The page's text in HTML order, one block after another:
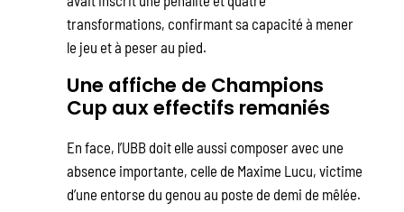
transformations, confirmant sa capacité à mener
le jeu et à peser au pied.
Une affiche de Champions
Cup aux effectifs remaniés
En face, l’UBB doit elle aussi composer avec une
absence importante, celle de Maxime Lucu, victime
d’une entorse du genou au poste de demi de mêlée.